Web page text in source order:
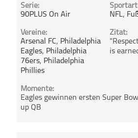
Serie:
90PLUS On Air
NFL,
Vereine:
Arsenal FC, Philadelphia
Eagles, Philadelphia
76ers, Philadelphia
Phillies
Zitat:
is
Momente:
Eagles gewinnen ersten Super
up QB